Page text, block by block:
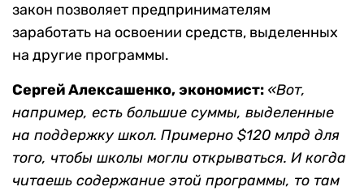
закон позволяет предпринимателям
заработать на освоении средств, выделенных
на другие программы.
Сергей Алексашенко, экономист: «Вот,
например, есть большие суммы, выделенные
на поддержку школ. Примерно $120 млрд для
того, чтобы школы могли открываться. И когда
читаешь содержание этой программы, то там